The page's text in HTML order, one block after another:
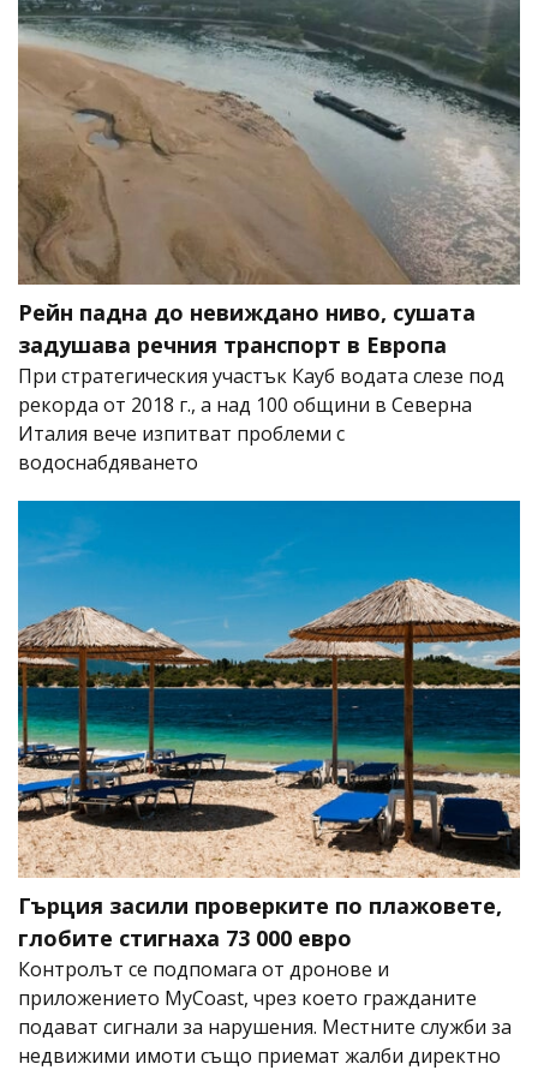
Рейн падна до невиждано ниво, сушата
задушава речния транспорт в Европа
При стратегическия участък Кауб водата слезе под
рекорда от 2018 г., а над 100 общини в Северна
Италия вече изпитват проблеми с
водоснабдяването
Гърция засили проверките по плажовете,
глобите стигнаха 73 000 евро
Контролът се подпомага от дронове и
приложението MyCoast, чрез което гражданите
подават сигнали за нарушения. Местните служби за
недвижими имоти също приемат жалби директно